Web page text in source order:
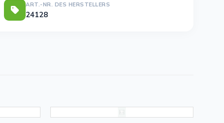
ART.-NR. DES HERSTELLERS
24128